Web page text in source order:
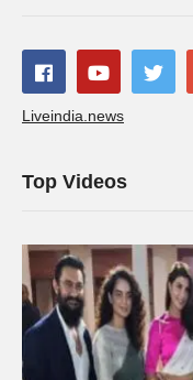
Liveindia.news
Top Videos